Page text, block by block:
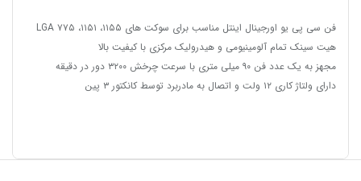
فن سی پی یو اورجینال اینتل مناسب برای سوکت های ۱۱۵۵، ۱۱۵۱، ۷۷۵ LGA
هیت سینک تمام آلومینیومی و هیدرولیک مرکزی با کیفیت بالا
مجهز به یک عدد فن ۹۰ میلی‌ متری با سرعت چرخش ۳۲۰۰ دور در دقیقه
دارای ولتاژ کاری ۱۲ ولت و اتصال به مادربرد توسط کانکتور ۳ پین